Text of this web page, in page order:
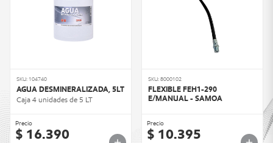
SKU: 104740
AGUA DESMINERALIZADA, 5LT
Caja 4 unidades de 5 LT
Precio
$ 16.390
SKU: 8000102
FLEXIBLE FEH1-290
E/MANUAL - SAMOA
Precio
$ 10.395